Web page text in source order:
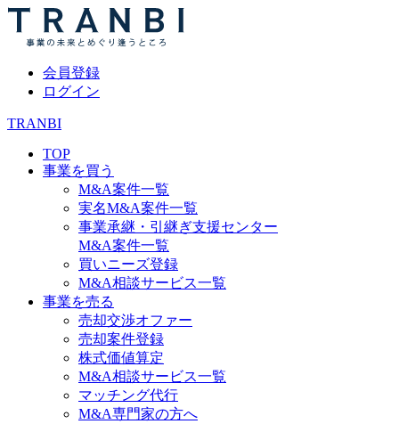
会員登録
ログイン
TRANBI
TOP
事業を買う
M&A案件一覧
実名M&A案件一覧
事業承継・引継ぎ支援センター
M&A案件一覧
買いニーズ登録
M&A相談サービス一覧
事業を売る
売却交渉オファー
売却案件登録
株式価値算定
M&A相談サービス一覧
マッチング代行
M&A専門家の方へ